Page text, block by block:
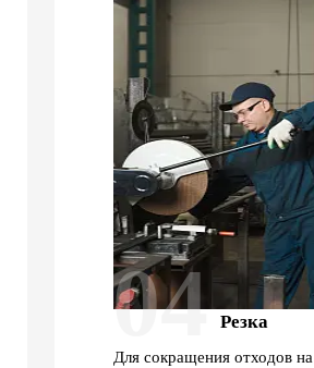
04 Резка
Для сокращения отходов на